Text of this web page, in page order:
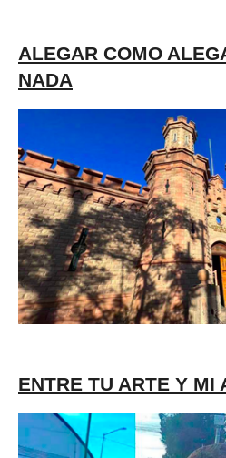
ALEGAR COMO
NADA
ENTRE TU ARTE Y MI